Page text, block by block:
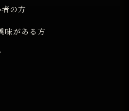
の方
味がある方